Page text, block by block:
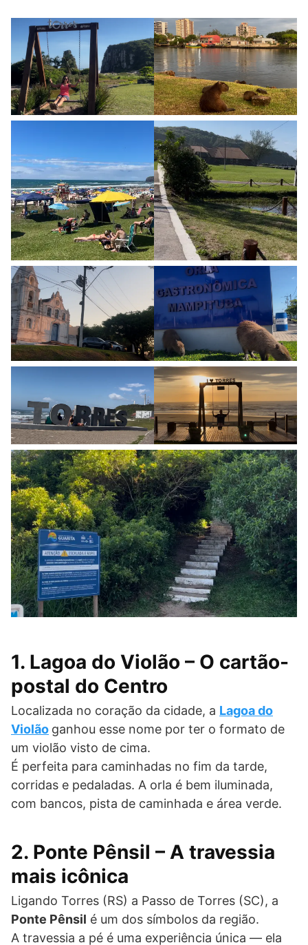
1. Lagoa do Violão – O cartão-
postal do Centro
Localizada no coração da cidade, a Lagoa do
Violão ganhou esse nome por ter o formato de
um violão visto de cima.
É perfeita para caminhadas no fim da tarde,
corridas e pedaladas. A orla é bem iluminada,
com bancos, pista de caminhada e área verde.
2. Ponte Pênsil – A travessia
mais icônica
Ligando Torres (RS) a Passo de Torres (SC), a
Ponte Pênsil é um dos símbolos da região.
A travessia a pé é uma experiência única — ela